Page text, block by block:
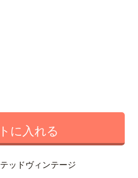
に入れる
ッドヴィンテージ